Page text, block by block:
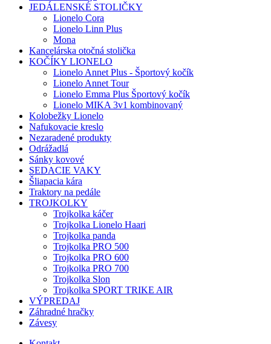
JEDÁLENSKÉ STOLIČKY
Lionelo Cora
Lionelo Linn Plus
Mona
Kancelárska otočná stolička
KOČÍKY LIONELO
Lionelo Annet Plus - Športový kočík
Lionelo Annet Tour
Lionelo Emma Plus Športový kočík
Lionelo MIKA 3v1 kombinovaný
Kolobežky Lionelo
Nafukovacie kreslo
Nezaradené produkty
Odrážadlá
Sánky kovové
SEDACIE VAKY
Šliapacia kára
Traktory na pedále
TROJKOLKY
Trojkolka káčer
Trojkolka Lionelo Haari
Trojkolka panda
Trojkolka PRO 500
Trojkolka PRO 600
Trojkolka PRO 700
Trojkolka Slon
Trojkolka SPORT TRIKE AIR
VÝPREDAJ
Záhradné hračky
Závesy